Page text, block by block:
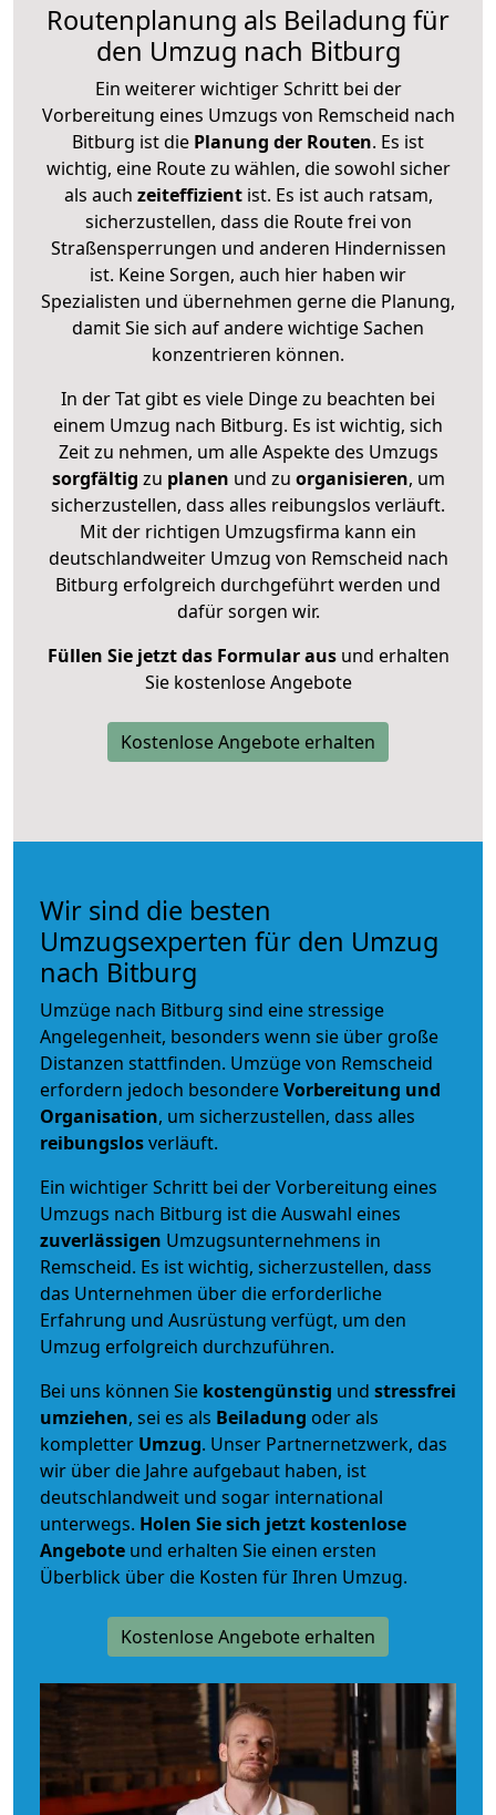
Routenplanung als Beiladung für
den Umzug nach Bitburg
Ein weiterer wichtiger Schritt bei der
Vorbereitung eines Umzugs von Remscheid nach
Bitburg ist die Planung der Routen. Es ist
wichtig, eine Route zu wählen, die sowohl sicher
als auch zeiteffizientist. Es ist auch ratsam,
sicherzustellen, dass die Route frei von
Straßensperrungen und anderen Hindernissen
ist. Keine Sorgen, auch hier haben wir
Spezialisten und übernehmen gerne die Planung,
damit Sie sich auf andere wichtige Sachen
konzentrieren können.
In der Tat gibt es viele Dinge zu beachten bei
einem Umzug nach Bitburg. Es ist wichtig, sich
Zeit zu nehmen, um alle Aspekte des Umzugs
sorgfältig zu planen und zu organisieren, um
sicherzustellen, dass alles reibungslos verläuft.
Mit der richtigen Umzugsfirma kann ein
deutschlandweiter Umzug von Remscheid nach
Bitburg erfolgreich durchgeführt werden und
dafür sorgen wir.
Füllen Sie jetzt das Formular ausund erhalten
Sie kostenlose Angebote
Kostenlose Angebote erhalten
Wir sind die besten
Umzugsexperten für den Umzug
nach Bitburg
Umzüge nach Bitburg sind eine stressige
Angelegenheit, besonders wenn sie über große
Distanzen stattfinden. Umzüge von Remscheid
erfordern jedoch besondereVorbereitung und
Organisation, um sicherzustellen, dass alles
reibungslosverläuft.
Ein wichtiger Schritt bei der Vorbereitung eines
Umzugs nach Bitburg ist die Auswahl eines
zuverlässigen Umzugsunternehmens in
Remscheid. Es ist wichtig, sicherzustellen, dass
das Unternehmen über die erforderliche
Erfahrung und Ausrüstung verfügt, um den
Umzug erfolgreich durchzuführen.
Bei uns können Sie kostengünstig und stressfrei
umziehen, sei es als Beiladung oder als
kompletter Umzug. Unser Partnernetzwerk, das
wir über die Jahre aufgebaut haben, ist
deutschlandweit und sogar international
unterwegs. Holen Sie sich jetzt kostenlose
Angebote und erhalten Sie einen ersten
Überblick über die Kosten für Ihren Umzug.
Kostenlose Angebote erhalten